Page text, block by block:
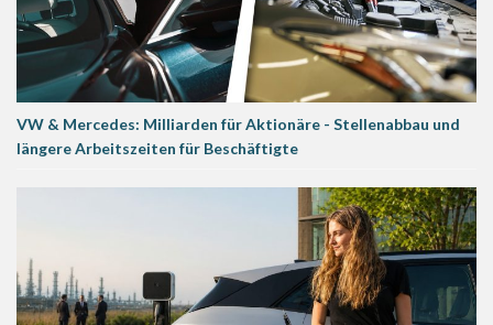
VW & Mercedes: Milliarden für Aktionäre - Stellenabbau und
längere Arbeitszeiten für Beschäftigte